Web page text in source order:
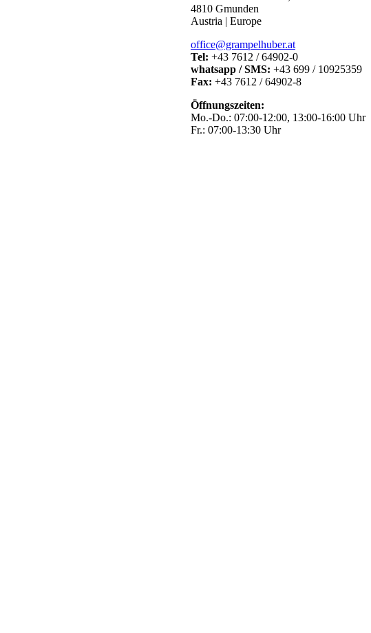
4810 Gmunden
Austria | Europe
office@grampelhuber.at
Tel: +43 7612 / 64902-0
whatsapp / SMS: +43 699 / 10925359
Fax: +43 7612 / 64902-8
Öffnungszeiten:
Mo.-Do.: 07:00-12:00, 13:00-16:00 Uhr
Fr.: 07:00-13:30 Uhr